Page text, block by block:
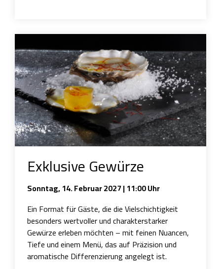
Exklusive Gewürze
Sonntag, 14. Februar 2027 | 11:00 Uhr
Ein Format für Gäste, die die Vielschichtigkeit
besonders wertvoller und charakterstarker
Gewürze erleben möchten – mit feinen Nuancen,
Tiefe und einem Menü, das auf Präzision und
aromatische Differenzierung angelegt ist.